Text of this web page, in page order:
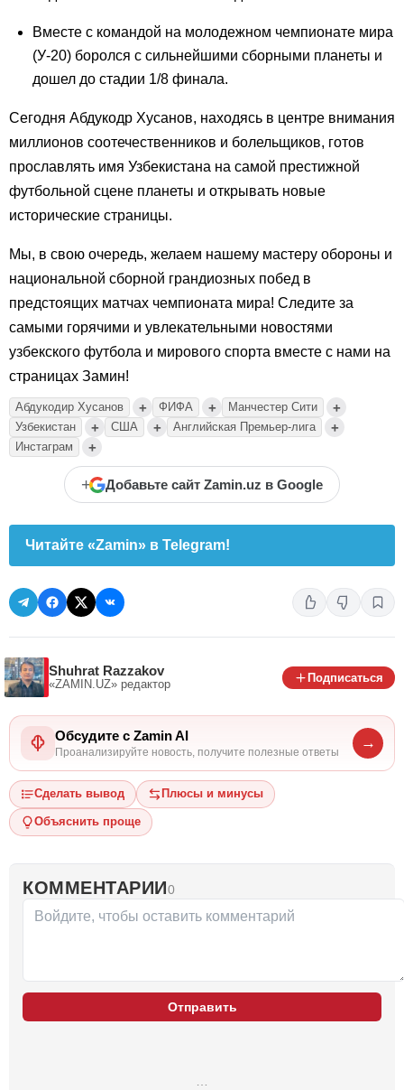
Вместе с командой на молодежном чемпионате мира
(У-20) боролся с сильнейшими сборными планеты и
дошел до стадии 1/8 финала.
Сегодня Абдукодр Хусанов, находясь в центре внимания
миллионов соотечественников и болельщиков, готов
прославлять имя Узбекистана на самой престижной
футбольной сцене планеты и открывать новые
исторические страницы.
Мы, в свою очередь, желаем нашему мастеру обороны и
национальной сборной грандиозных побед в
предстоящих матчах чемпионата мира! Следите за
самыми горячими и увлекательными новостями
узбекского футбола и мирового спорта вместе с нами на
страницах Замин!
Абдукодир Хусанов + ФИФА + Манчестер Сити +
Узбекистан + США + Английская Премьер-лига +
Инстаграм +
+ Добавьте сайт Zamin.uz в Google
Читайте «Zamin» в Telegram!
Shuhrat Razzakov
«ZAMIN.UZ» редактор
Подписаться
Обсудите с Zamin AI
Проанализируйте новость, получите полезные ответы
→
Сделать вывод Плюсы и минусы
Объяснить проще
КОММЕНТАРИИ0
Отправить
…